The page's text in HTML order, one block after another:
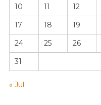
10
11 12
17
18 19
24
25 26
31
« Jul